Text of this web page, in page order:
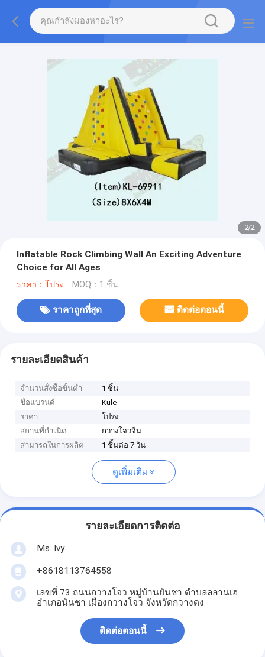
2/2
Inflatable Rock Climbing Wall An Exciting Adventure
Choice for All Ages
ราคา：โปร่ง MOQ：1 ชิ้น
ราคาถูกที่สุด ติดต่อตอนนี้
รายละเอียดสินค้า
จำนวนสั่งซื้อขั้นต่ำ
1 ชิ้น
ชื่อแบรนด์
Kule
ราคา
โปร่ง
สถานที่กำเนิด
กวางโจวจีน
สามารถในการผลิต
1 ชิ้นต่อ 7 วัน
ดูเพิ่มเติม
รายละเอียดการติดต่อ
Ms. Ivy
+8618113764558
เลขที่ 73 ถนนกวางโจว หมู่บ้านยันชา ตําบลลลานเฮ
อําเภอนันชา เมืองกวางโจว จังหวัดกวางดง
ติดต่อตอนนี้